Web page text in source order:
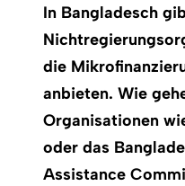
In Bangladesch
die
anbieten. Wie
Organisationen
oder das
Assistance